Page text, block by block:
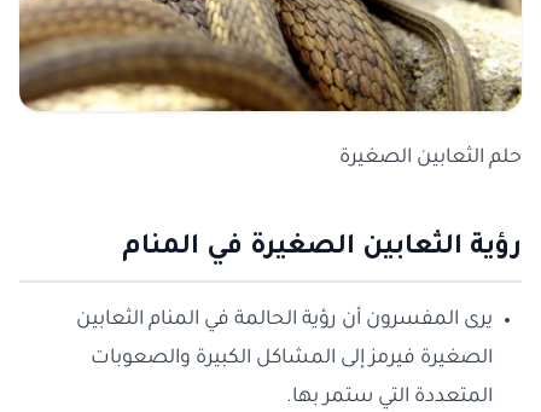
حلم الثعابين الصغيرة
رؤية الثعابين الصغيرة في المنام
يرى المفسرون أن رؤية الحالمة في المنام الثعابين
الصغيرة فيرمز إلى المشاكل الكبيرة والصعوبات
المتعددة التي ستمر بها.